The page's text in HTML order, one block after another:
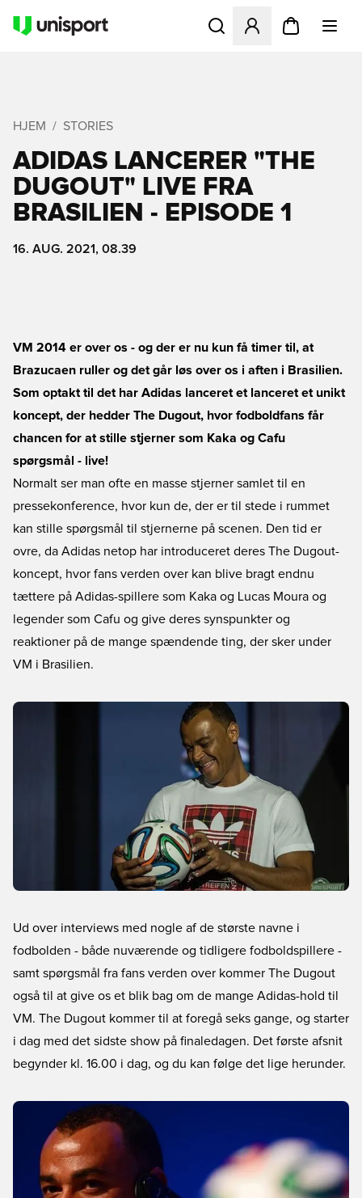
Åbner en Modal til at
HJEM STORIES
ADIDAS LANCERER "THE
DUGOUT" LIVE FRA
BRASILIEN - EPISODE 1
16. AUG. 2021, 08.39
VM 2014 er over os - og der er nu kun få timer til, at
Brazucaen ruller og det går løs over os i aften i Brasilien.
Som optakt til det har Adidas lanceret et lanceret et unikt
koncept, der hedder The Dugout, hvor fodboldfans får
chancen for at stille stjerner som Kaka og Cafu
spørgsmål - live!
Normalt ser man ofte en masse stjerner samlet til en
pressekonference, hvor kun de, der er til stede i rummet
kan stille spørgsmål til stjernerne på scenen. Den tid er
ovre, da Adidas netop har introduceret deres The Dugout-
koncept, hvor fans verden over kan blive bragt endnu
tættere på Adidas-spillere som Kaka og Lucas Moura og
legender som Cafu og give deres synspunkter og
reaktioner på de mange spændende ting, der sker under
VM i Brasilien.
Ud over interviews med nogle af de største navne i
fodbolden - både nuværende og tidligere fodboldspillere -
samt spørgsmål fra fans verden over kommer The Dugout
også til at give os et blik bag om de mange Adidas-hold til
VM. The Dugout kommer til at foregå seks gange, og starter
i dag med det sidste show på finaledagen. Det første afsnit
begynder kl. 16.00 i dag, og du kan følge det lige herunder.